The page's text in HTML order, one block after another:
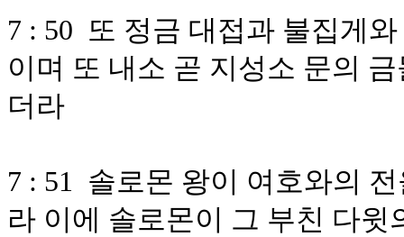
7 : 50 또 정금 대접과 불집게
이며 또 내소 곧 지성소 문의
더라
7 : 51 솔로몬 왕이 여호와의
라 이에 솔로몬이 그 부친 다